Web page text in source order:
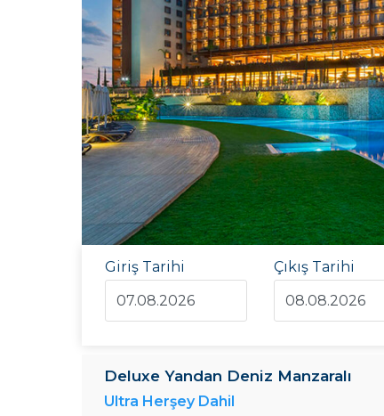
Giriş Tarihi Çıkış Tarihi
Deluxe Yandan Deniz Manzaralı
Ultra Herşey Dahil